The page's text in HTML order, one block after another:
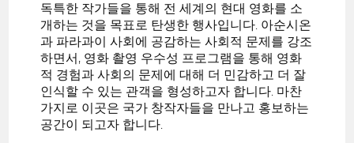
독특한 작가들을 통해 전 세계의 현대 영화를 소
개하는 것을 목표로 탄생한 행사입니다. 아순시온
과 파라과이 사회에 공감하는 사회적 문제를 강조
하면서, 영화 촬영 우수성 프로그램을 통해 영화
적 경험과 사회의 문제에 대해 더 민감하고 더 잘
인식할 수 있는 관객을 형성하고자 합니다. 마찬
가지로 이곳은 국가 창작자들을 만나고 홍보하는
공간이 되고자 합니다.